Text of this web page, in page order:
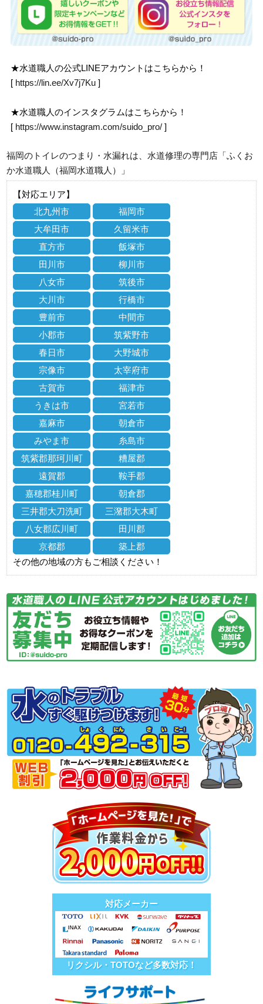
★水道職人の公式LINEアカウントはこちらから！
[ https://lin.ee/Xv7j7Ku ]
★水道職人のインスタグラムはこちらから！
[ https://www.instagram.com/suido_pro/ ]
福岡のトイレのつまり・水漏れは、水道修理の専門店「ふくお
か水道職人（福岡水道職人）」
【対応エリア】
北九州市
福岡市
大牟田市
久留米市
直方市
飯塚市
田川市
柳川市
八女市
筑後市
大川市
行橋市
豊前市
中間市
小郡市
筑紫野市
春日市
大野城市
宗像市
太宰府市
古賀市
福津市
うきは市
宮若市
嘉麻市
朝倉市
みやま市
糸島市
筑紫郡那珂川町
糟屋郡
遠賀郡
鞍手郡
嘉穂郡桂川町
朝倉郡
三井郡大刀洗町
三潴郡大木町
八女郡広川町
田川郡
京都郡
築上郡
その他の地域の方もご相談ください！
対応メーカー
リクシル・TOTOなど多数対応！